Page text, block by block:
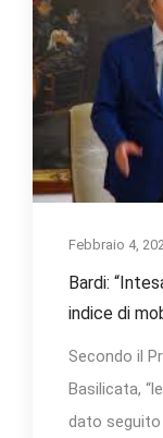
Febbraio 4,
Bardi:
indice di
Secondo il
Basilicata,
dato seguito